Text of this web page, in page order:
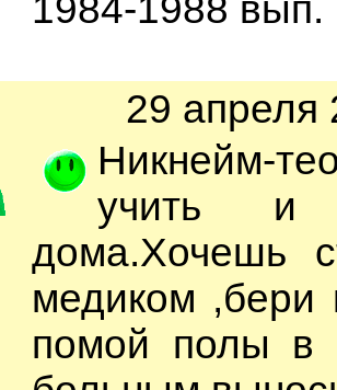
1984-1988 вып.
29 апреля
Никнейм-
учить и
дома.Хочешь
медиком ,бери
помой полы в